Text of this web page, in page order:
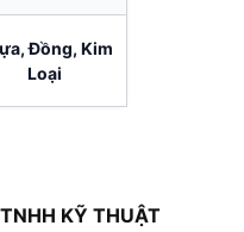
Đồng, Kim
Loại
KỸ THUẬT